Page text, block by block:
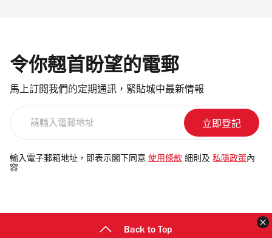
令你翹首盼望的電郵
馬上訂閱我們的定期通訊，緊貼城中最新情報
電
郵
輸入電子郵箱地址，即表示閣下同意 使用條款 細則及 私隱政策 內
容
Back to Top